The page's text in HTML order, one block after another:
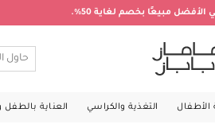
مبيعًا بخصم لغاية 50%.
الأطفال التغذية والكراسي العناية